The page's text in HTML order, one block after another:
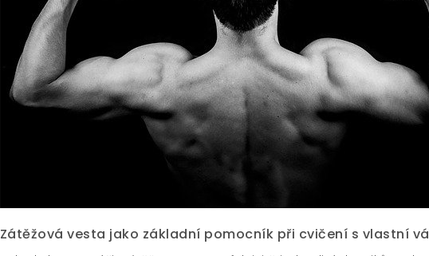
Zátěžová vesta jako základní pomocník při cvičení s vlastní